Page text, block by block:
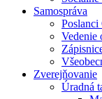
Samospráva
Poslanci
Vedenie
Zverejňovanie
Úradná